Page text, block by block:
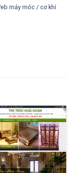
máy móc / cơ khí